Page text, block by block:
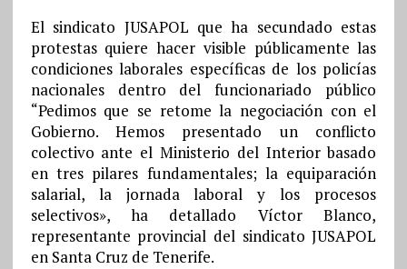
El sindicato JUSAPOL que ha secundado estas
protestas quiere hacer visible públicamente las
condiciones laborales específicas de los policías
nacionales dentro del funcionariado público
“Pedimos que se retome la negociación con el
Gobierno. Hemos presentado un conflicto
colectivo ante el Ministerio del Interior basado
en tres pilares fundamentales; la equiparación
salarial, la jornada laboral y los procesos
selectivos», ha detallado Víctor Blanco,
representante provincial del sindicato JUSAPOL
en Santa Cruz de Tenerife.